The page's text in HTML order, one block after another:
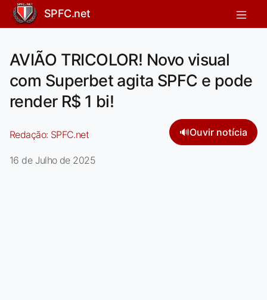
SPFC.net
AVIÃO TRICOLOR! Novo visual
com Superbet agita SPFC e pode
render R$ 1 bi!
Redação: SPFC.net 🔊Ouvir notícia
16 de Julho de 2025